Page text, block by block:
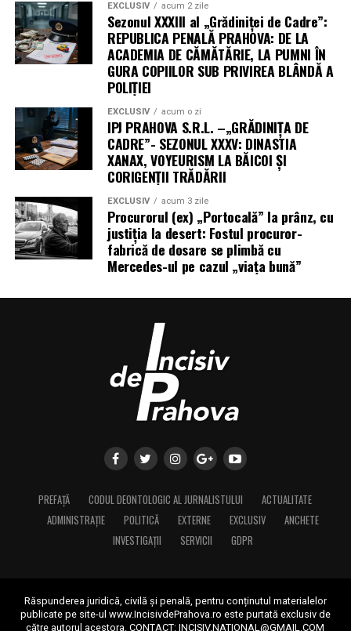
EXCLUSIV acum 2 zile
Sezonul XXXIII al „Grădiniței de Cadre”:
REPUBLICA PENALĂ PRAHOVA: DE LA
ACADEMIA DE CĂMĂTĂRIE, LA PUMNI ÎN
GURA COPIILOR SUB PRIVIREA BLÂNDĂ A
POLIȚIEI
EXCLUSIV acum o zi
IPJ PRAHOVA S.R.L. –„GRĂDINIȚA DE
CADRE”- SEZONUL XXXV: DINASTIA
XANAX, VOYEURISM LA BĂICOI ȘI
CORIGENȚII TRĂDĂRII
EXCLUSIV acum 3 zile
Procurorul (ex) „Portocală” la prânz, cu
justiția la desert: Fostul procuror-
fabrică de dosare se plimbă cu
Mercedes-ul pe cazul „viața bună”
PREFAȚĂ CODUL DEONTOLOGIC AL JURNALISTULUI
ACTUALITATE
ADMINISTRAȚIE
POLITICĂ EXTERNE EXCLUSIV
ANCHETE
INVESTIGAȚII
SERVICII GDPR
Răspunderea juridică, civilă și penală, pentru conținutul materialelor
publicate pe site-ul www.IncisivdePrahova.ro este purtată exclusiv de
către autorul acestora.CONTACT: INCISIV.NATIONAL@GMAIL.COM